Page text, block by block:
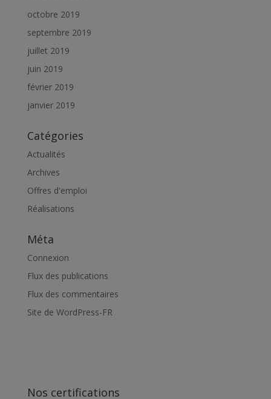
octobre 2019
septembre 2019
juillet 2019
juin 2019
février 2019
janvier 2019
Catégories
Actualités
Archives
Offres d'emploi
Réalisations
Méta
Connexion
Flux des publications
Flux des commentaires
Site de WordPress-FR
Nos certifications